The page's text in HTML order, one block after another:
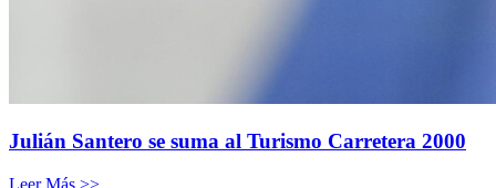
Julián Santero se suma al Turismo Carretera 2000
Leer Más >>